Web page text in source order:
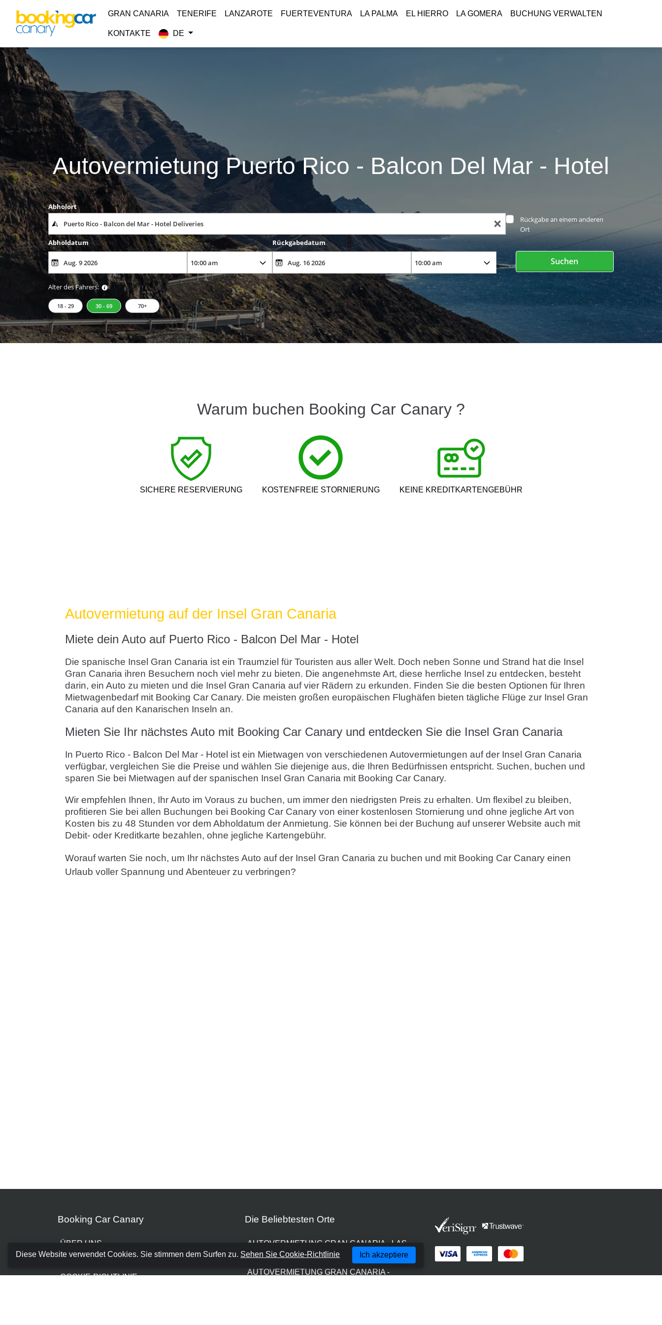
GRAN CANARIA TENERIFE LANZAROTE FUERTEVENTURA LA PALMA EL HIERRO LA GOMERA BUCHUNG VERWALTEN
KONTAKTE DE
Autovermietung Puerto Rico - Balcon Del Mar - Hotel
Abholort
Rückgabe an einem anderen
Ort
Abholdatum
Rückgabedatum
Alter des Fahrers:
18 - 29 30 - 69 70+
Suchen
Warum buchen Booking Car Canary ?
SICHERE RESERVIERUNG KOSTENFREIE STORNIERUNG KEINE KREDITKARTENGEBÜHR
Autovermietung auf der Insel Gran Canaria
Miete dein Auto auf Puerto Rico - Balcon Del Mar - Hotel
Die spanische Insel Gran Canaria ist ein Traumziel für Touristen aus aller Welt. Doch neben Sonne und Strand hat die Insel
Gran Canaria ihren Besuchern noch viel mehr zu bieten. Die angenehmste Art, diese herrliche Insel zu entdecken, besteht
darin, ein Auto zu mieten und die Insel Gran Canaria auf vier Rädern zu erkunden. Finden Sie die besten Optionen für Ihren
Mietwagenbedarf mit Booking Car Canary. Die meisten großen europäischen Flughäfen bieten tägliche Flüge zur Insel Gran
Canaria auf den Kanarischen Inseln an.
Mieten Sie Ihr nächstes Auto mit Booking Car Canary und entdecken Sie die Insel Gran Canaria
In Puerto Rico - Balcon Del Mar - Hotel ist ein Mietwagen von verschiedenen Autovermietungen auf der Insel Gran Canaria
verfügbar, vergleichen Sie die Preise und wählen Sie diejenige aus, die Ihren Bedürfnissen entspricht. Suchen, buchen und
sparen Sie bei Mietwagen auf der spanischen Insel Gran Canaria mit Booking Car Canary.
Wir empfehlen Ihnen, Ihr Auto im Voraus zu buchen, um immer den niedrigsten Preis zu erhalten. Um flexibel zu bleiben,
profitieren Sie bei allen Buchungen bei Booking Car Canary von einer kostenlosen Stornierung und ohne jegliche Art von
Kosten bis zu 48 Stunden vor dem Abholdatum der Anmietung. Sie können bei der Buchung auf unserer Website auch mit
Debit- oder Kreditkarte bezahlen, ohne jegliche Kartengebühr.
Worauf warten Sie noch, um Ihr nächstes Auto auf der Insel Gran Canaria zu buchen und mit Booking Car Canary einen
Urlaub voller Spannung und Abenteuer zu verbringen?
Booking Car Canary
ÜBER UNS
COOKIE-RICHTLINIE
Die Beliebtesten Orte
AUTOVERMIETUNG GRAN CANARIA - LAS
PALMAS
AUTOVERMIETUNG GRAN CANARIA -
Diese Website verwendet Cookies. Sie stimmen dem Surfen zu. Sehen Sie Cookie-Richtlinie Ich akzeptiere